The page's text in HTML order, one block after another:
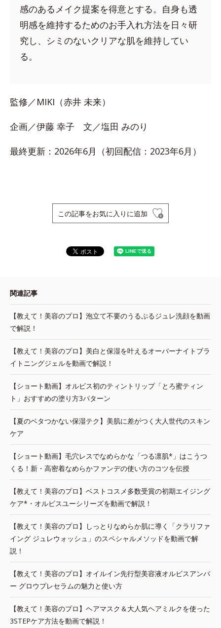
感のあるメイク提案を得意とする。自身も透
明感を維持するためのお手入れ方法を日々研
究し、シミのないクリアな肌を維持してい
る。
監修／MIKI（赤井 未来）
企画／伊藤 幸子 文／塩田 みのり
最終更新：2026年6月（初回配信：2023年6月）
この記事をお気に入りに追加
関連記事
【教えて！美容のプロ】泡立て不要のうるぷるジュレ洗顔を動画
で解説！
【教えて！美容のプロ】美白と保湿を叶えるオーバーナイトブラ
イトニングジェルを動画で解説！
【ショート動画】オルビス初のティントリップ「とろ蜜ティン
ト」おすすめの塗り方3パターン
【夏のベタつかない保湿テク】美肌に差がつく大人世代のスキン
ケア
【ショート動画】毛穴レスでなめらかな「つる凛肌*」はこうつ
くる！新・高密着なめらかファンデの使い方のコツを伝授
【教えて！美容のプロ】ベストコスメ多数受賞の初期エイジング
ケア*・オルビスユーシリーズを動画で解説！
【教えて！美容のプロ】しっとりなめらか肌に導く「クラリファ
イング ジュレウォッシュ」のスペシャルメソッドを動画で解
説！
【教えて！美容のプロ】オイルイン先行型美容液オルビスアンバ
ー グロウプレセラムの魅力と使い方
【教えて！美容のプロ】ヘアマスク＆大人気ヘアミルクを使った
3STEPケア方法を動画で解説！